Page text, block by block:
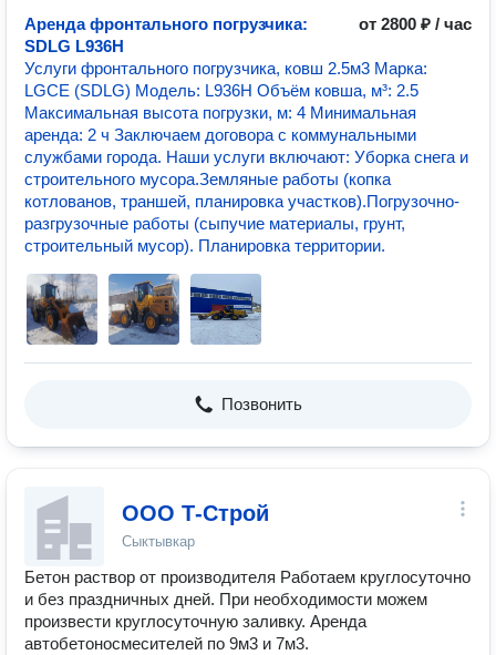
Аренда фронтального погрузчика:
SDLG L936H
от 2800 ₽ / час
Услуги фронтального погрузчика, ковш 2.5м3 Марка:
LGCE (SDLG) Модель: L936H Объём ковша, м³: 2.5
Максимальная высота погрузки, м: 4 Минимальная
аренда: 2 ч Заключаем договора с коммунальными
службами города. Наши услуги включают: Уборка снега и
строительного мусора.Земляные работы (копка
котлованов, траншей, планировка участков).Погрузочно-
разгрузочные работы (сыпучие материалы, грунт,
строительный мусор). Планировка территории.
Позвонить
OOO Т-Строй
Сыктывкар
Бетон раствор от производителя Работаем круглосуточно
и без праздничных дней. При необходимости можем
произвести круглосуточную заливку. Аренда
автобетоносмесителей по 9м3 и 7м3.